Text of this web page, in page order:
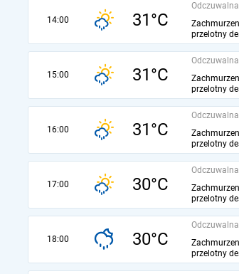
14:00 31°C
Odczuwalna
przelotny
15:00 31°C
Odczuwalna
przelotny
16:00 31°C
Odczuwalna
przelotny
17:00 30°C
Odczuwalna
przelotny
18:00 30°C
Odczuwalna
przelotny